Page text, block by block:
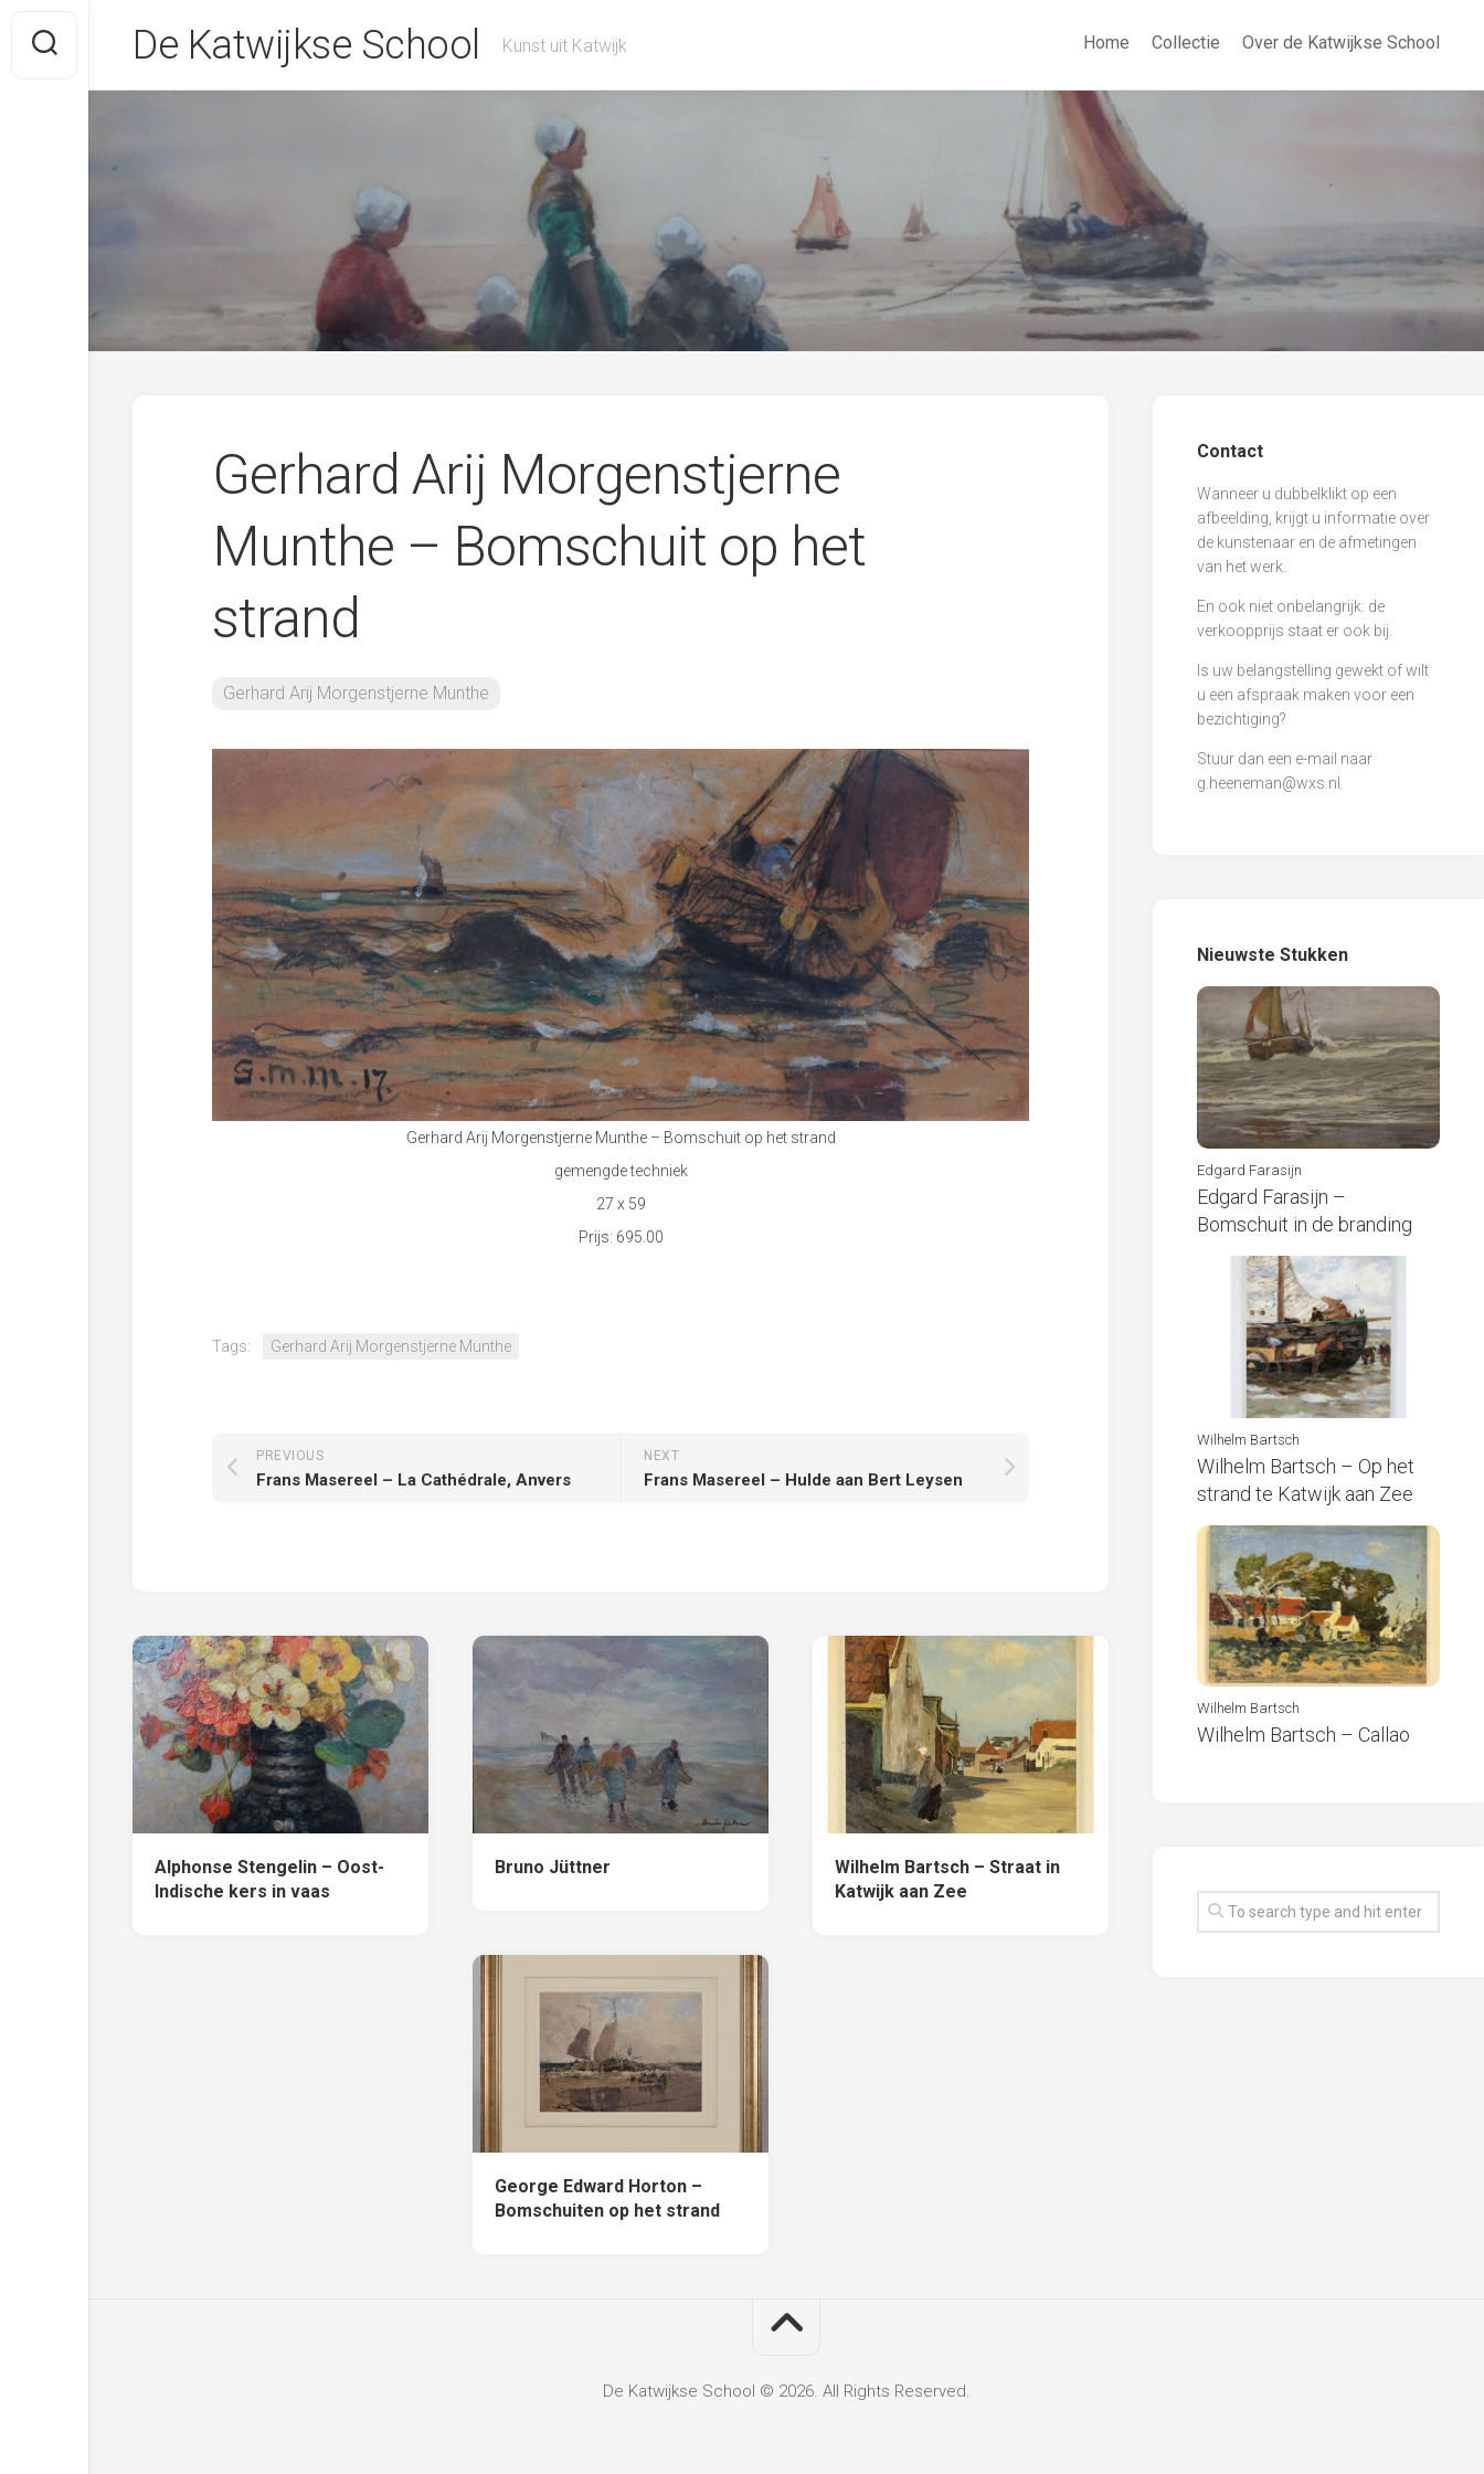
content
De Katwijkse School Kunst uit Katwijk Home Collectie Over de Katwijkse School
Gerhard Arij Morgenstjerne
Munthe – Bomschuit op het
strand
Gerhard Arij Morgenstjerne Munthe
Gerhard Arij Morgenstjerne Munthe – Bomschuit op het strand
gemengde techniek
27 x 59
Prijs: 695.00
Tags: Gerhard Arij Morgenstjerne Munthe
NEXT
Frans Masereel – Hulde aan Bert Leysen
PREVIOUS
Frans Masereel – La Cathédrale, Anvers
Alphonse Stengelin – Oost-
Indische kers in vaas
Bruno Jüttner
Wilhelm Bartsch – Straat in
Katwijk aan Zee
George Edward Horton –
Bomschuiten op het strand
Contact
Wanneer u dubbelklikt op een
afbeelding, krijgt u informatie over
de kunstenaar en de afmetingen
van het werk.
En ook niet onbelangrijk: de
verkoopprijs staat er ook bij.
Is uw belangstelling gewekt of wilt
u een afspraak maken voor een
bezichtiging?
Stuur dan een e-mail naar
g.heeneman@wxs.nl
Nieuwste Stukken
Edgard Farasijn
Edgard Farasijn –
Bomschuit in de branding
Wilhelm Bartsch
Wilhelm Bartsch – Op het
strand te Katwijk aan Zee
Wilhelm Bartsch
Wilhelm Bartsch – Callao
De Katwijkse School © 2026. All Rights Reserved.